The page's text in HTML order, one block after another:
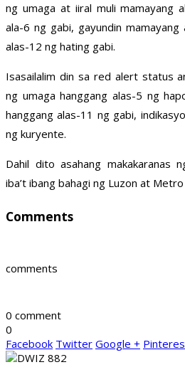
ng umaga at iiral muli mamayang
ala-6 ng gabi, gayundin
alas-12 ng hating gabi.
Isasailalim din sa red alert status
ng umaga hanggang alas-5 ng
hanggang alas-11 ng gabi,
ng kuryente.
Dahil dito asahang makakaranas
iba’t ibang bahagi ng Luzon at Metro
Comments
comments
0 comment
0
Facebook Twitter Google +